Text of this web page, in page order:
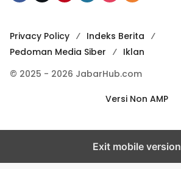
Privacy Policy
Indeks Berita
Pedoman Media Siber
Iklan
© 2025 - 2026 JabarHub.com
Versi Non AMP
Exit mobile version